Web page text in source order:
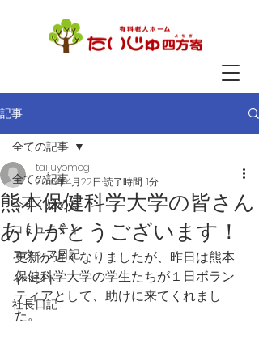
記事
全ての記事
今すぐ始める
コミュニティ
スタッフ日記
イベント
社長日記
全ての記事
熊本保健科学大学の皆さん
ありがとうございます！
taijuyomogi
2016年4月22日 読了時間: 1分
更新が遅くなりましたが、昨日は熊本
保健科学大学の学生たちが１日ボラン
ティアとして、助けに来てくれまし
た。